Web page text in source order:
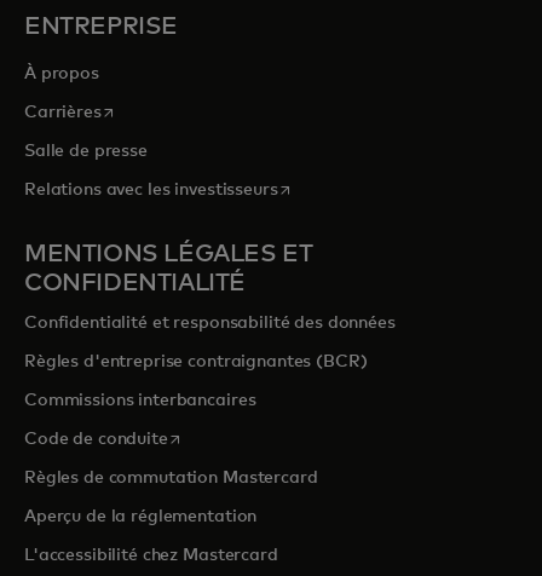
ENTREPRISE
À propos
Carrièress’ouvre dans un nouvel onglet
Salle de presse
Relations avec les investisseurss’ouvre dans un nouvel onglet
MENTIONS LÉGALES ET
CONFIDENTIALITÉ
Confidentialité et responsabilité des données
Règles d'entreprise contraignantes (BCR)
Commissions interbancaires
Code de conduites’ouvre dans un nouvel onglet
Règles de commutation Mastercard
Aperçu de la réglementation
L'accessibilité chez Mastercard